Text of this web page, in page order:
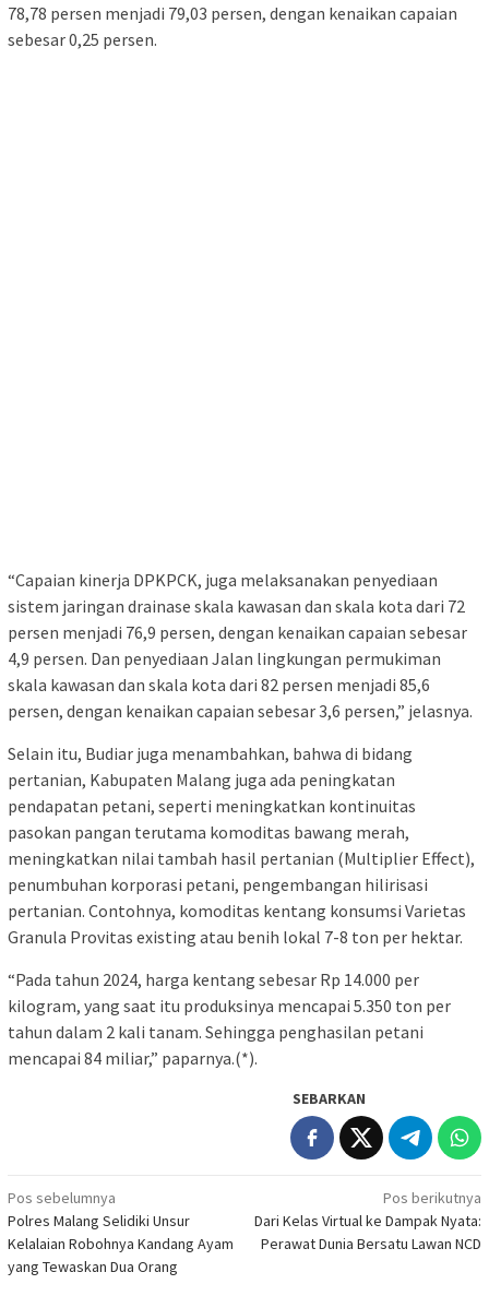
78,78 persen menjadi 79,03 persen, dengan kenaikan capaian
sebesar 0,25 persen.
“Capaian kinerja DPKPCK, juga melaksanakan penyediaan
sistem jaringan drainase skala kawasan dan skala kota dari 72
persen menjadi 76,9 persen, dengan kenaikan capaian sebesar
4,9 persen. Dan penyediaan Jalan lingkungan permukiman
skala kawasan dan skala kota dari 82 persen menjadi 85,6
persen, dengan kenaikan capaian sebesar 3,6 persen,” jelasnya.
Selain itu, Budiar juga menambahkan, bahwa di bidang
pertanian, Kabupaten Malang juga ada peningkatan
pendapatan petani, seperti meningkatkan kontinuitas
pasokan pangan terutama komoditas bawang merah,
meningkatkan nilai tambah hasil pertanian (Multiplier Effect),
penumbuhan korporasi petani, pengembangan hilirisasi
pertanian. Contohnya, komoditas kentang konsumsi Varietas
Granula Provitas existing atau benih lokal 7-8 ton per hektar.
“Pada tahun 2024, harga kentang sebesar Rp 14.000 per
kilogram, yang saat itu produksinya mencapai 5.350 ton per
tahun dalam 2 kali tanam. Sehingga penghasilan petani
mencapai 84 miliar,” paparnya.(*).
SEBARKAN
Navigasi
pos
Pos sebelumnya
Polres Malang Selidiki Unsur
Kelalaian Robohnya Kandang Ayam
yang Tewaskan Dua Orang
Pos berikutnya
Dari Kelas Virtual ke Dampak Nyata:
Perawat Dunia Bersatu Lawan NCD